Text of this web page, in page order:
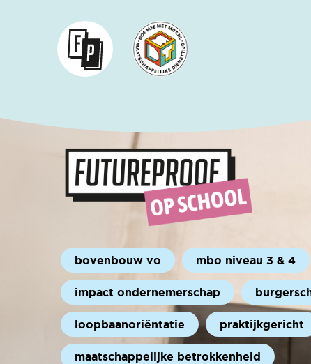
bovenbouw vo mbo niveau 3 & 4
impact ondernemerschap
loopbaanoriëntatie praktijkgericht
maatschappelijke betrokkenheid